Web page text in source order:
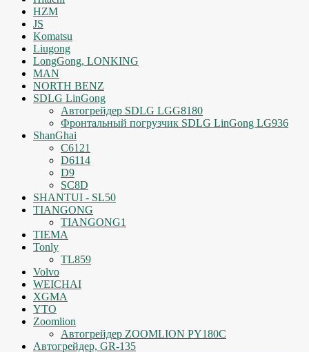
HZM
JS
Komatsu
Liugong
LongGong, LONKING
MAN
NORTH BENZ
SDLG LinGong
Автогрейдер SDLG LGG8180
Фронтальный погрузчик SDLG LinGong LG936
ShanGhai
C6121
D6114
D9
SC8D
SHANTUI - SL50
TIANGONG
TIANGONG1
TIEMA
Tonly
TL859
Volvo
WEICHAI
XGMA
YTO
Zoomlion
Автогрейдер ZOOMLION PY180C
Автогрейдер, GR-135